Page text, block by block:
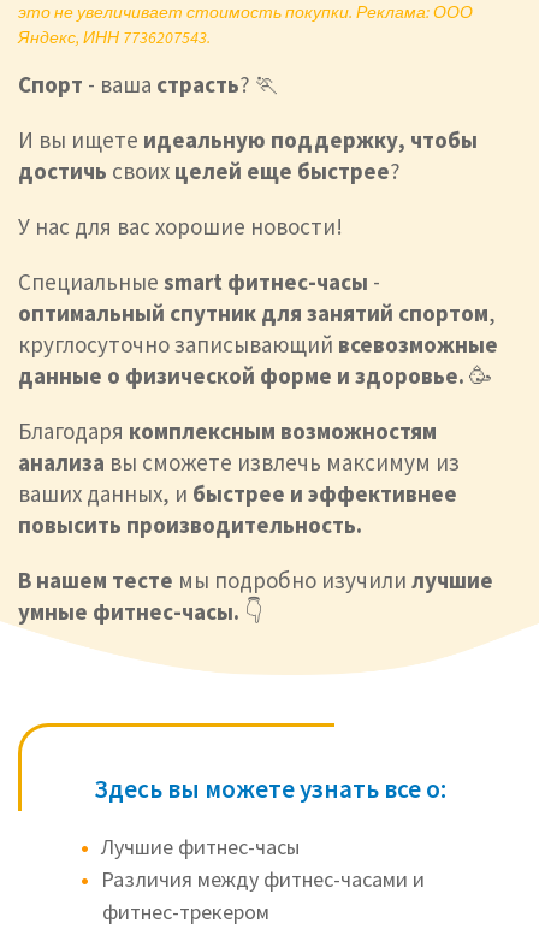
это не увеличивает стоимость покупки. Реклама: ООО
Яндекс, ИНН 7736207543.
Спорт - ваша страсть? 🏃
И вы ищете идеальную поддержку, чтобы
достичь своих целей еще быстрее?
У нас для вас хорошие новости!
Специальные smart фитнес-часы -
оптимальный спутник для занятий спортом,
круглосуточно записывающий всевозможные
данные о физической форме и здоровье. 🥳
Благодаря комплексным возможностям
анализа вы сможете извлечь максимум из
ваших данных, и быстрее и эффективнее
повысить производительность.
В нашем тесте мы подробно изучили лучшие
умные фитнес-часы. 👇
Здесь вы можете узнать все о:
Лучшие фитнес-часы
Различия между фитнес-часами и
фитнес-трекером